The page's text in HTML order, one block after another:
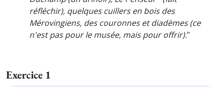
réfléchir), quelques cuillers en bois des
Mérovingiens, des couronnes et diadèmes (ce
n'est pas pour le musée, mais pour offrir)."
Exercice 1